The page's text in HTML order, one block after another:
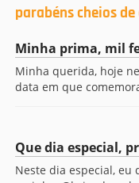
parabéns cheios
Minha prima, mil
Minha querida, hoje
data em que
Que dia especial,
Neste dia especial,